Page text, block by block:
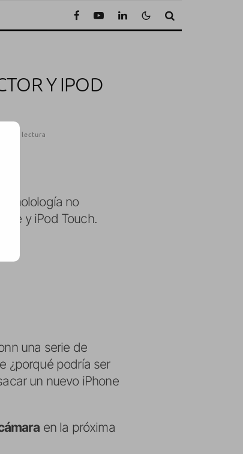
Y IPOD
de lectura
no
y iPod Touch.
una serie de
¿porqué podría ser
un nuevo iPhone
en la próxima